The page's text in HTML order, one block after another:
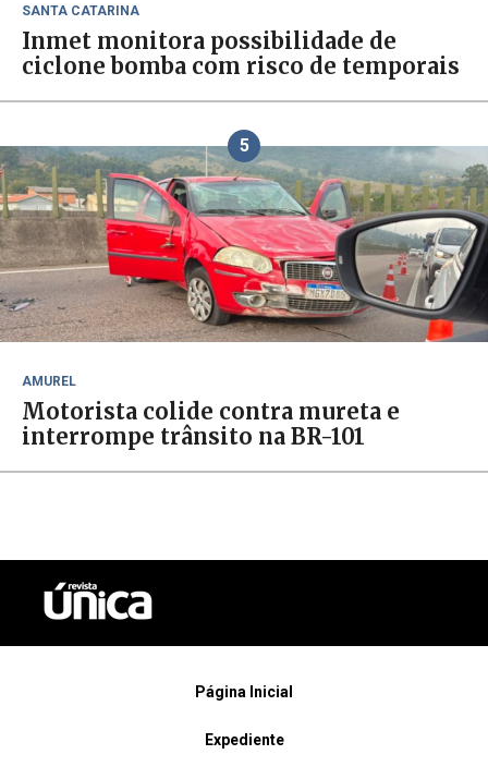
SANTA CATARINA
Inmet monitora possibilidade de
ciclone bomba com risco de temporais
5
AMUREL
Motorista colide contra mureta e
interrompe trânsito na BR-101
Página Inicial
Expediente